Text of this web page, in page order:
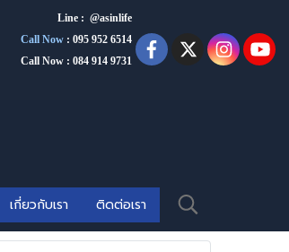
Line : @asinlife
Call Now : 095 952 6514
Call Now : 084 914 9731
เกี่ยวกับเรา ติดต่อเรา